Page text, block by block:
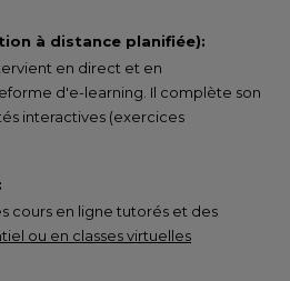
à distance planifiée):
en direct et en
d'e-learning. Il complète son
interactives (exercices
cours en ligne tutorés et des
ou en classes virtuelles